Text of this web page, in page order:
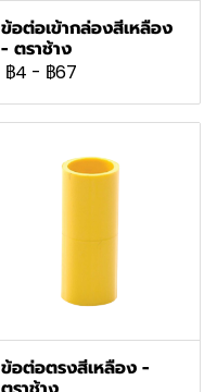
ข้อต่อเข้ากล่องสีเหลือง
- ตราช้าง
฿4 - ฿67
ข้อต่อตรงสีเหลือง -